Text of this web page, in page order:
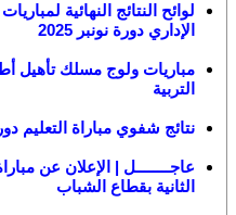
لوائح النتائج النهائية
الإداري دورة نونبر 2025
مباريات ولوج مسلك تأهيل
التربية
نتائج شفوي مباراة التعليم دورة نونبر 2025
الثانية بقطاع الشباب